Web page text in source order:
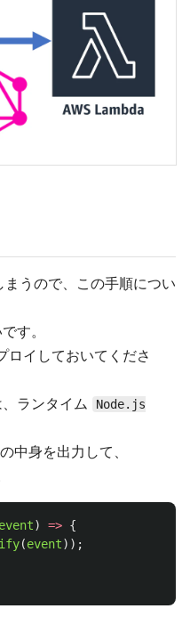
うので、この手順につい
す。
イしておいてくださ
ランタイム
Node.js
の中身を出力して、
event) => {
(event));